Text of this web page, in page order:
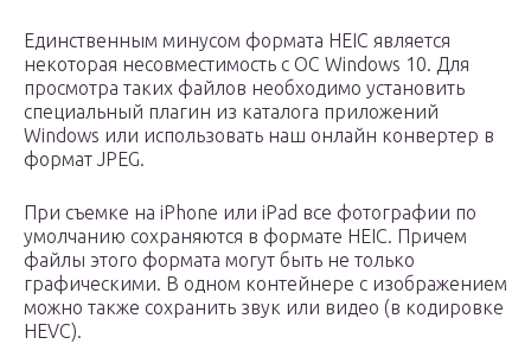
Единственным минусом формата HEIC является
некоторая несовместимость с ОС Windows 10. Для
просмотра таких файлов необходимо установить
специальный плагин из каталога приложений
Windows или использовать наш онлайн конвертер в
формат JPEG.
При съемке на iPhone или iPad все фотографии по
умолчанию сохраняются в формате HEIC. Причем
файлы этого формата могут быть не только
графическими. В одном контейнере с изображением
можно также сохранить звук или видео (в кодировке
HEVC).